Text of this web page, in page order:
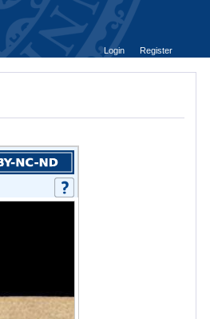
Login
Register